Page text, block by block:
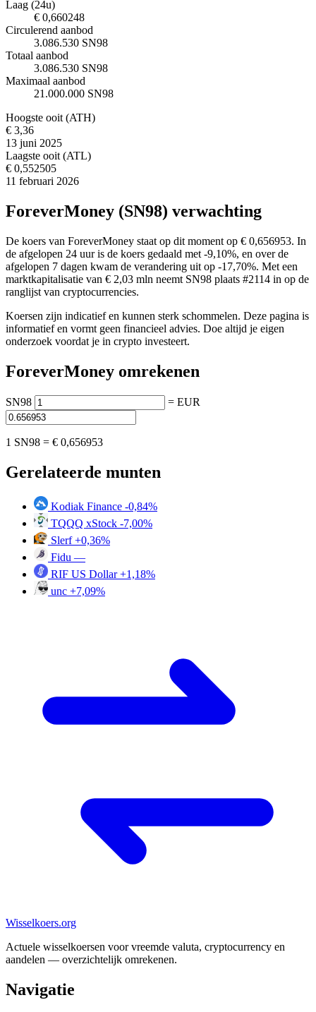
Laag (24u)
€ 0,660248
Circulerend aanbod
3.086.530 SN98
Totaal aanbod
3.086.530 SN98
Maximaal aanbod
21.000.000 SN98
Hoogste ooit (ATH)
€ 3,36
13 juni 2025
Laagste ooit (ATL)
€ 0,552505
11 februari 2026
ForeverMoney (SN98) verwachting
De koers van ForeverMoney staat op dit moment op € 0,656953. In
de afgelopen 24 uur is de koers gedaald met -9,10%, en over de
afgelopen 7 dagen kwam de verandering uit op -17,70%. Met een
marktkapitalisatie van € 2,03 mln neemt SN98 plaats #2114 in op de
ranglijst van cryptocurrencies.
Koersen zijn indicatief en kunnen sterk schommelen. Deze pagina is
informatief en vormt geen financieel advies. Doe altijd je eigen
onderzoek voordat je in crypto investeert.
ForeverMoney omrekenen
SN98 = EUR
1 SN98 = € 0,656953
Gerelateerde munten
Kodiak Finance -0,84%
TQQQ xStock -7,00%
Slerf +0,36%
Fidu —
RIF US Dollar +1,18%
unc +7,09%
Wisselkoers.org
Actuele wisselkoersen voor vreemde valuta, cryptocurrency en
aandelen — overzichtelijk omrekenen.
Navigatie